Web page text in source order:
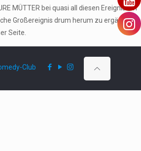
MÜTTER bei quasi all diesen Ereignissen
Großereignis drum herum zu ergänzen
Seite.
Club